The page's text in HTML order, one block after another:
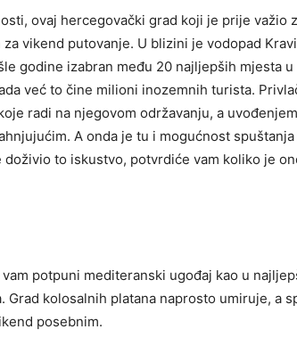
ovaj hercegovački grad koji je prije važio
vikend putovanje. U blizini je vodopad
godine izabran među 20 najljepših mjesta u
već to čine milioni inozemnih turista.
radi na njegovom održavanju, a
A onda je tu i mogućnost
doživio to iskustvo, potvrdiće vam koliko je
potpuni mediteranski ugođaj kao u
kolosalnih platana naprosto umiruje, a
posebnim.